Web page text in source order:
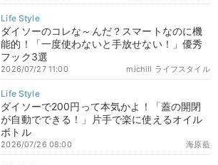
ダイソーのコレな～んだ？スマートなのに機
能的！「一度使わないと手放せない！」優秀
フック3選
michill ライフスタイル
2026/07/27 11:00
ダイソーで200円って本気かよ！「蓋の開閉
が自動でできる！」片手で楽に使えるオイル
ボトル
海原藍
2026/07/26 08:00